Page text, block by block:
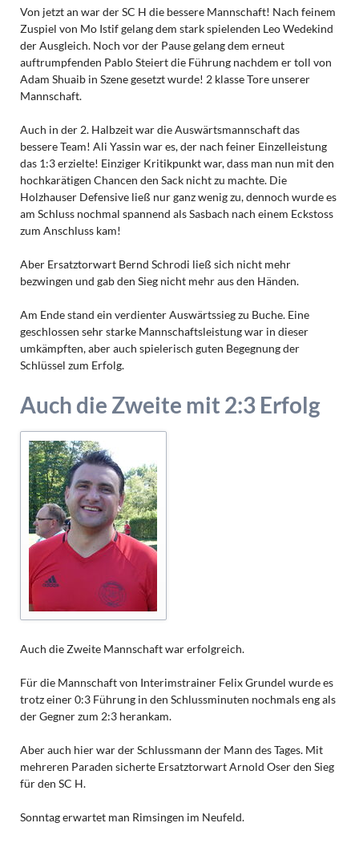
Von jetzt an war der SC H die bessere Mannschaft! Nach feinem
Zuspiel von Mo Istif gelang dem stark spielenden Leo Wedekind
der Ausgleich. Noch vor der Pause gelang dem erneut
auftrumpfenden Pablo Steiert die Führung nachdem er toll von
Adam Shuaib in Szene gesetzt wurde! 2 klasse Tore unserer
Mannschaft.
Auch in der 2. Halbzeit war die Auswärtsmannschaft das
bessere Team! Ali Yassin war es, der nach feiner Einzelleistung
das 1:3 erzielte! Einziger Kritikpunkt war, dass man nun mit den
hochkarätigen Chancen den Sack nicht zu machte. Die
Holzhauser Defensive ließ nur ganz wenig zu, dennoch wurde es
am Schluss nochmal spannend als Sasbach nach einem Eckstoss
zum Anschluss kam!
Aber Ersatztorwart Bernd Schrodi ließ sich nicht mehr
bezwingen und gab den Sieg nicht mehr aus den Händen.
Am Ende stand ein verdienter Auswärtssieg zu Buche. Eine
geschlossen sehr starke Mannschaftsleistung war in dieser
umkämpften, aber auch spielerisch guten Begegnung der
Schlüssel zum Erfolg.
Auch die Zweite mit 2:3 Erfolg
Auch die Zweite Mannschaft war erfolgreich.
Für die Mannschaft von Interimstrainer Felix Grundel wurde es
trotz einer 0:3 Führung in den Schlussminuten nochmals eng als
der Gegner zum 2:3 herankam.
Aber auch hier war der Schlussmann der Mann des Tages. Mit
mehreren Paraden sicherte Ersatztorwart Arnold Oser den Sieg
für den SC H.
Sonntag erwartet man Rimsingen im Neufeld.